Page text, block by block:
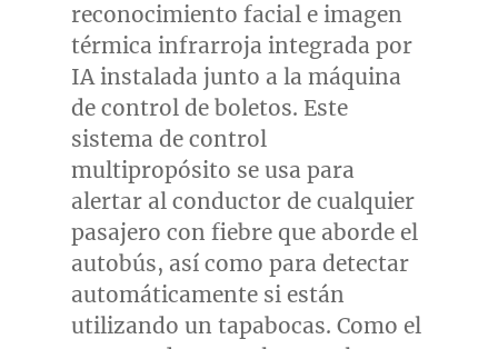
reconocimiento facial e imagen
térmica infrarroja integrada por
IA instalada junto a la máquina
de control de boletos. Este
sistema de control
multipropósito se usa para
alertar al conductor de cualquier
pasajero con fiebre que aborde el
autobús, así como para detectar
automáticamente si están
utilizando un tapabocas. Como el